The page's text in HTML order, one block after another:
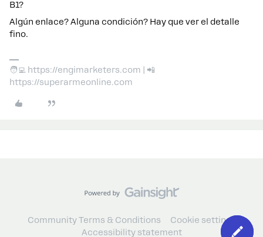
B1?
Algún enlace? Alguna condición? Hay que ver el detalle
fino.
🧑‍💻 https://engimarketers.com | 📲
https://superarmeonline.com
Community Terms & Conditions
Cookie settings
Accessibility statement